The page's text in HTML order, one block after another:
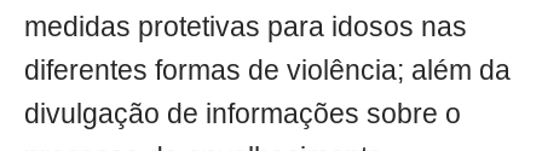
medidas protetivas para idosos nas
diferentes formas de violência; além da
divulgação de informações sobre o